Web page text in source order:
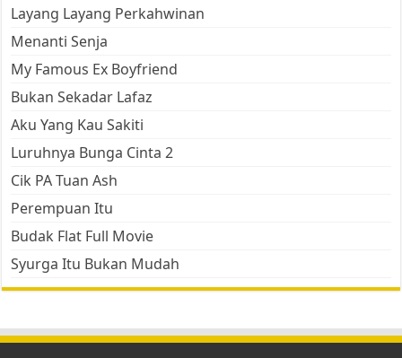
Layang Layang Perkahwinan
Menanti Senja
My Famous Ex Boyfriend
Bukan Sekadar Lafaz
Aku Yang Kau Sakiti
Luruhnya Bunga Cinta 2
Cik PA Tuan Ash
Perempuan Itu
Budak Flat Full Movie
Syurga Itu Bukan Mudah